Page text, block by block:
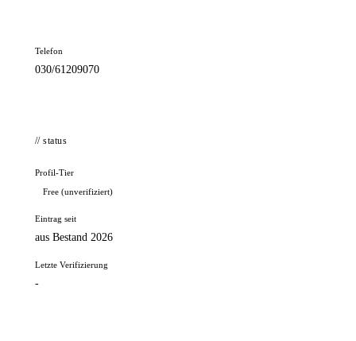
Telefon
030/61209070
// status
Profil-Tier
Free (unverifiziert)
Eintrag seit
aus Bestand 2026
Letzte Verifizierung
-